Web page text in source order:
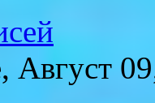
Август